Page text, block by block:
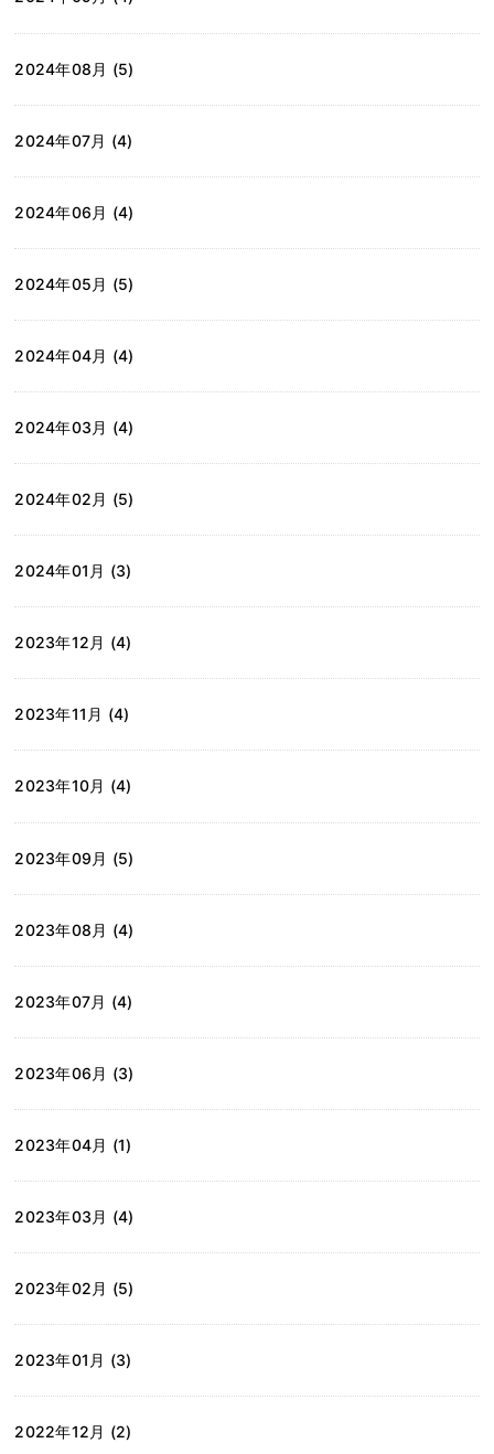
2024年08月 (5)
2024年07月 (4)
2024年06月 (4)
2024年05月 (5)
2024年04月 (4)
2024年03月 (4)
2024年02月 (5)
2024年01月 (3)
2023年12月 (4)
2023年11月 (4)
2023年10月 (4)
2023年09月 (5)
2023年08月 (4)
2023年07月 (4)
2023年06月 (3)
2023年04月 (1)
2023年03月 (4)
2023年02月 (5)
2023年01月 (3)
2022年12月 (2)